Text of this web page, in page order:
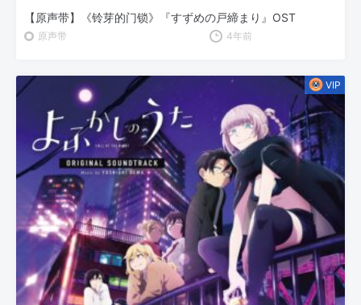
【原声带】《铃芽的门锁》『すずめの戸締まり』OST
原声带 4年前